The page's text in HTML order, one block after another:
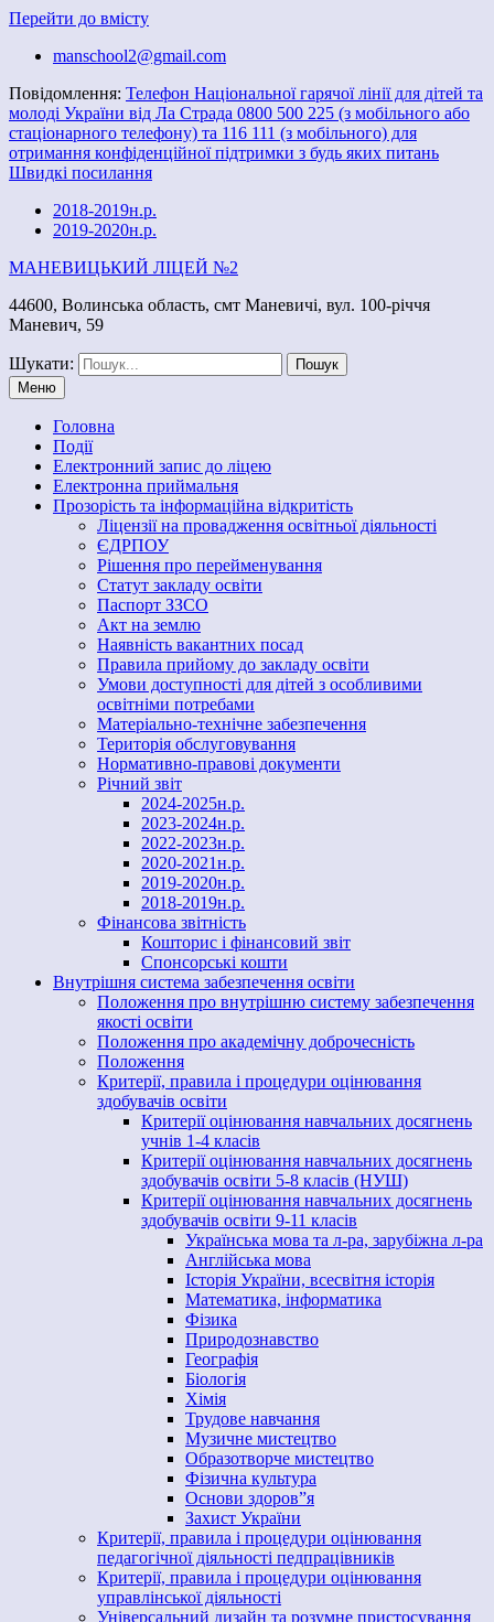
Перейти до вмісту
manschool2@gmail.com
Повідомлення: Телефон Національної гарячої лінії для дітей та
молоді України від Ла Страда 0800 500 225 (з мобільного або
стаціонарного телефону) та 116 111 (з мобільного) для
отримання конфіденційної підтримки з будь яких питань
Швидкі посилання
2018-2019н.р.
2019-2020н.р.
МАНЕВИЦЬКИЙ ЛІЦЕЙ №2
44600, Волинська область, смт Маневичі, вул. 100-річчя
Маневич, 59
Шукати:
Меню
Головна
Події
Електронний запис до ліцею
Електронна приймальня
Прозорість та інформаційна відкритість
Ліцензії на провадження освітньої діяльності
ЄДРПОУ
Рішення про перейменування
Статут закладу освіти
Паспорт ЗЗСО
Акт на землю
Наявність вакантних посад
Правила прийому до закладу освіти
Умови доступності для дітей з особливими
освітніми потребами
Матеріально-технічне забезпечення
Територія обслуговування
Нормативно-правові документи
Річний звіт
2024-2025н.р.
2023-2024н.р.
2022-2023н.р.
2020-2021н.р.
2019-2020н.р.
2018-2019н.р.
Фінансова звітність
Кошторис і фінансовий звіт
Спонсорські кошти
Внутрішня система забезпечення освіти
Положення про внутрішню систему забезпечення
якості освіти
Положення про академічну доброчесність
Положення
Критерії, правила і процедури оцінювання
здобувачів освіти
Критерії оцінювання навчальних досягнень
учнів 1-4 класів
Критерії оцінювання навчальних досягнень
здобувачів освіти 5-8 класів (НУШ)
Критерії оцінювання навчальних досягнень
здобувачів освіти 9-11 класів
Українська мова та л-ра, зарубіжна л-ра
Англійська мова
Історія України, всесвітня історія
Математика, інформатика
Фізика
Природознавство
Географія
Біологія
Хімія
Трудове навчання
Музичне мистецтво
Образотворче мистецтво
Фізична культура
Основи здоров”я
Захист України
Критерії, правила і процедури оцінювання
педагогічної діяльності педпрацівників
Критерії, правила і процедури оцінювання
управлінської діяльності
Універсальний дизайн та розумне пристосування